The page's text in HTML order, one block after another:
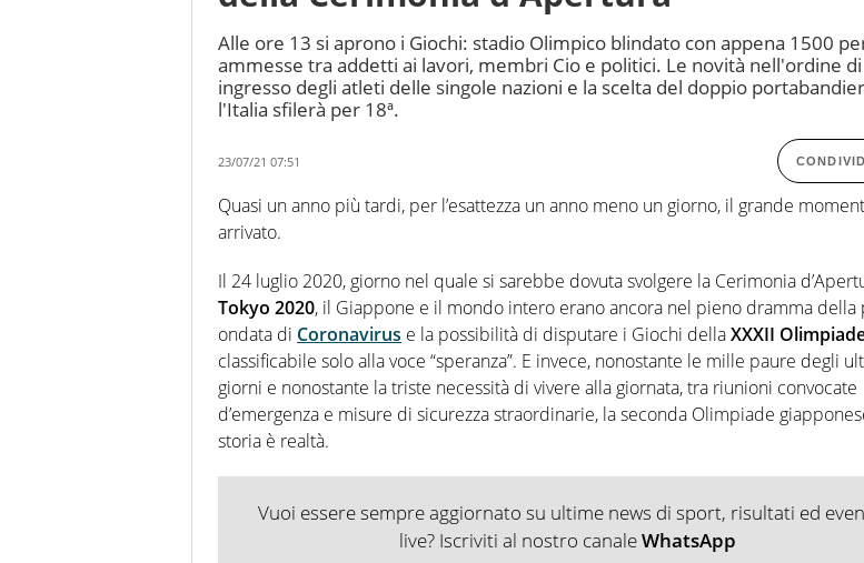
Alle ore 13 si aprono i Giochi: stadio Olimpico blindato con appena 1500
ammesse tra addetti ai lavori, membri Cio e politici. Le novità nell'ordine di
ingresso degli atleti delle singole nazioni e la scelta del doppio
l'Italia sfilerà per 18ª.
23/07/21 07:51 CONDIVIDI
Quasi un anno più tardi, per l’esattezza un anno meno un giorno, il grande
arrivato.
Il 24 luglio 2020, giorno nel quale si sarebbe dovuta svolgere la Cerimonia
Tokyo 2020, il Giappone e il mondo intero erano ancora nel pieno dramma della
ondata di Coronavirus e la possibilità di disputare i Giochi dellaXXXII
classificabile solo alla voce “speranza”. E invece, nonostante le mille paure degli
giorni e nonostante la triste necessità di vivere alla giornata, tra riunioni convocate
d’emergenza e misure di sicurezza straordinarie, la seconda Olimpiade
storia è realtà.
Vuoi essere sempre aggiornato su ultime news di sport, risultati ed
live? Iscriviti al nostro canaleWhatsApp